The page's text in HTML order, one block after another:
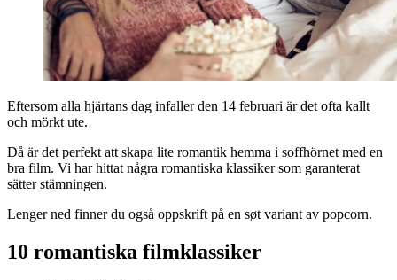
Eftersom alla hjärtans dag infaller den 14 februari är det ofta kallt
och mörkt ute.
Då är det perfekt att skapa lite romantik hemma i soffhörnet med en
bra film. Vi har hittat några romantiska klassiker som garanterat
sätter stämningen.
Lenger ned finner du også oppskrift på en søt variant av popcorn.
10 romantiska filmklassiker